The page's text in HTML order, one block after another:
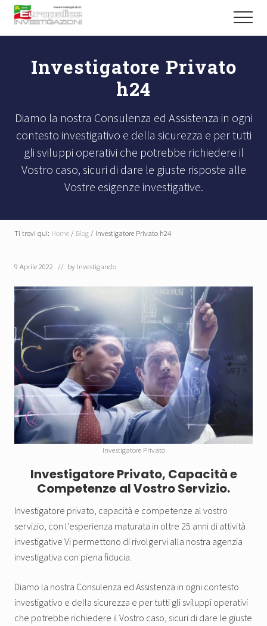
Menu
Passa
contenuto
Passa
barra
primaria
Passa
piè
Abili
Investigano
Menu
Investigatore Privato
h24
Diamo la nostra Consulenza ed Assistenza in ogni
contesto investigativo e della sicurezza e per tutti
gli sviluppi operativi che potrebbe richiedere il
Vostro caso, sicuri di dare le giuste risposte alle
Vostre esigenze investigative.
Ti trovi qui: Home / Blog / Investigatore Privato h24
9 Aprile 2022 // by Investigando
Investigatore Privato
Investigatore Privato, Capacità e
Competenze al Vostro Servizio.
Investigatore privato, capacità e competenze al vostro
servizio, con l’esperienza maturata in oltre 25 anni di attività
investigative Vi permettono di rivolgervi alla nostra agenzia
investigativa con piena fiducia.
Diamo la nostra Consulenza ed Assistenza in ogni contesto
investigativo e della sicurezza e per tutti gli sviluppi operativi
che potrebbe richiedere il Vostro caso, sicuri di dare le giuste